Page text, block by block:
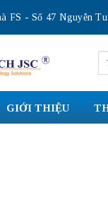
FS - Số 47 Nguyễn
GIỚI THIỆU